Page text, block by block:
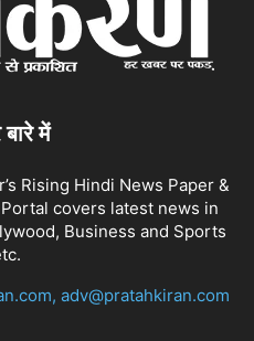
बारे में
Rising Hindi News Paper &
covers latest news in
Business and Sports
adv@pratahkiran.com